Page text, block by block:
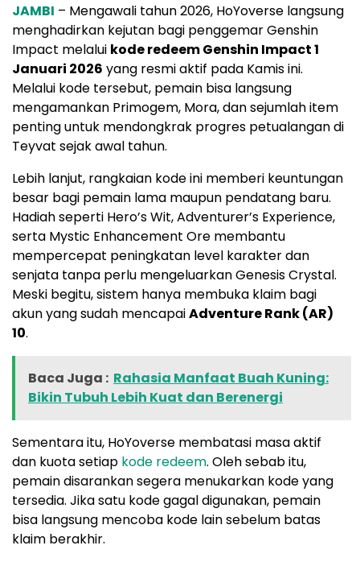
JAMBI – Mengawali tahun 2026, HoYoverse langsung
menghadirkan kejutan bagi penggemar Genshin
Impact melalui kode redeem Genshin Impact 1
Januari 2026 yang resmi aktif pada Kamis ini.
Melalui kode tersebut, pemain bisa langsung
mengamankan Primogem, Mora, dan sejumlah item
penting untuk mendongkrak progres petualangan di
Teyvat sejak awal tahun.
Lebih lanjut, rangkaian kode ini memberi keuntungan
besar bagi pemain lama maupun pendatang baru.
Hadiah seperti Hero’s Wit, Adventurer’s Experience,
serta Mystic Enhancement Ore membantu
mempercepat peningkatan level karakter dan
senjata tanpa perlu mengeluarkan Genesis Crystal.
Meski begitu, sistem hanya membuka klaim bagi
akun yang sudah mencapaiAdventure Rank (AR)
10.
Baca Juga : Rahasia Manfaat Buah Kuning:
Bikin Tubuh Lebih Kuat dan Berenergi
Sementara itu, HoYoverse membatasi masa aktif
dan kuota setiap kode redeem. Oleh sebab itu,
pemain disarankan segera menukarkan kode yang
tersedia. Jika satu kode gagal digunakan, pemain
bisa langsung mencoba kode lain sebelum batas
klaim berakhir.